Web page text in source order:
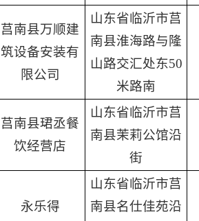
莒南县万顺建
筑设备安装有
限公司
山东省临沂市莒
南县淮海路与隆
山路交汇处东50
米路南
莒南县珺丞餐
饮经营店
山东省临沂市莒
南县茉莉公馆沿
街
永乐得
山东省临沂市莒
南县名仕佳苑沿